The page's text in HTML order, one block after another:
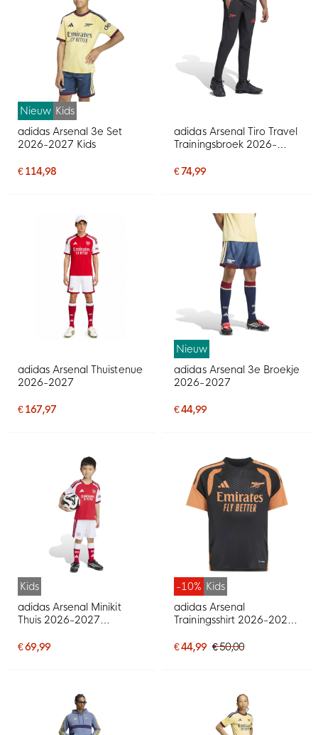
Nieuw Kids
adidas Arsenal 3e Set
2026-2027 Kids
€ 114,98
adidas Arsenal Tiro Travel
Trainingsbroek 2026-
€ 74,99
adidas Arsenal Thuistenue
2026-2027
€ 167,97
Nieuw
adidas Arsenal 3e Broekje
2026-2027
€ 44,99
Kids
adidas Arsenal Minikit
Thuis 2026-2027
€ 69,99
-10% Kids
adidas Arsenal
Trainingsshirt 2026-2027
€ 44,99 € 50,00